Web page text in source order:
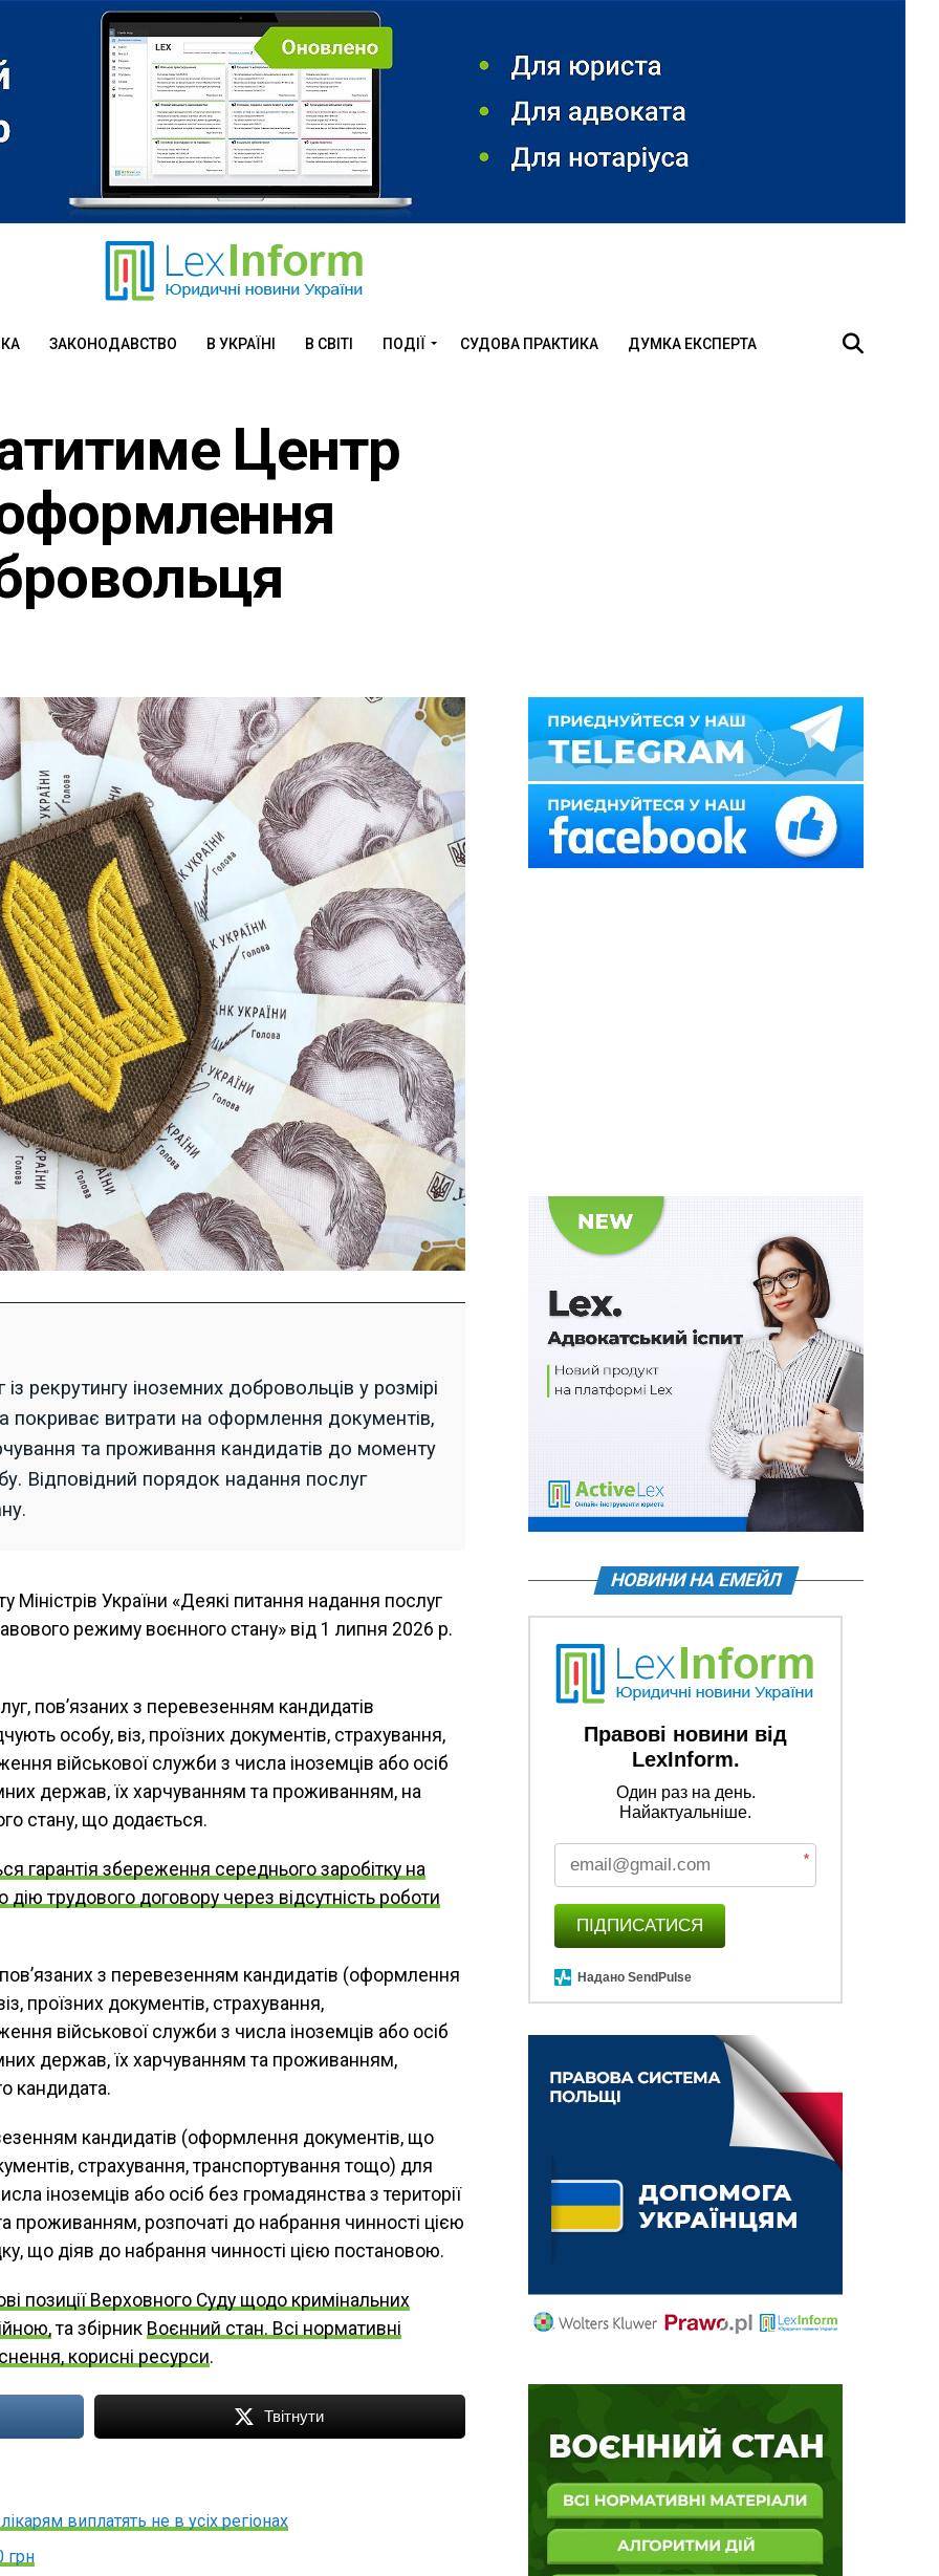
ЗАКОНОДАВСТВО В УКРАЇНІ В СВІТІ ПОДІЇ СУДОВА ПРАКТИКА ДУМКА ЕКСПЕРТА
Центр
рекрутингу іноземних добровольців у розмірі
покриває витрати на оформлення документів,
та проживання кандидатів до моменту
Відповідний порядок надання послуг
Міністрів України «Деякі питання надання послуг
режиму воєнного стану» від 1 липня 2026 р.
пов’язаних з перевезенням кандидатів
особу, віз, проїзних документів, страхування,
військової служби з числа іноземців або осіб
держав, їх харчуванням та проживанням, на
стану, що додається.
гарантія збереження середнього заробітку на
дію трудового договору через відсутність роботи
з перевезенням кандидатів (оформлення
проїзних документів, страхування,
військової служби з числа іноземців або осіб
держав, їх харчуванням та проживанням,
кандидата.
кандидатів (оформлення документів, що
страхування, транспортування тощо) для
іноземців або осіб без громадянства з території
проживанням, розпочаті до набрання чинності цією
що діяв до набрання чинності цією постановою.
позиції Верховного Суду щодо кримінальних
та збірник Воєнний стан. Всі нормативні
корисні ресурси.
Твітнути
виплатять не в усіх регіонах
грн
НОВИНИ НА ЕМЕЙЛ
Правові новини від
LexInform.
Один раз на день.
Найактуальніше.
*
ПІДПИСАТИСЯ
Надано SendPulse